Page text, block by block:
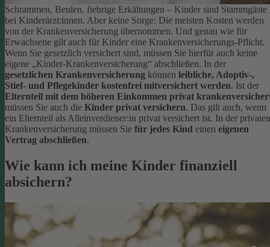
Schrammen, Beulen, fiebrige Erkältungen – Kinder sind Stammgäste
bei Kinderärzt:innen. Aber keine Sorge: Die meisten Kosten werden
von der Krankenversicherung übernommen. Und genau wie für
Erwachsene gilt auch für Kinder eine Krankenversicherungs-Pflicht.
Wenn Sie gesetzlich versichert sind, müssen Sie hierfür auch keine
eigene „Kinder-Krankenversicherung“ abschließen. In der
gesetzlichen Krankenversicherung können leibliche, Adoptiv-,
Stief- und Pflegekinder kostenfrei mitversichert werden. Ist der
Elternteil mit dem höheren Einkommen privat
müssen Sie auch die Kinder privat versichern. Das gilt auch, wenn
ein Elternteil als Alleinverdiener:in privat versichert ist. In der privaten
Krankenversicherung müssen Sie für jedes Kind einen eigenen
Vertrag abschließen.
Wie kann ich meine Kinder finanziell
absichern?